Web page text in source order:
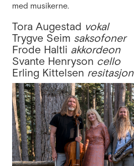
med musikerne.
Tora Augestad vokal
Trygve Seim saksofoner
Frode Haltli akkordeon
Svante Henryson cello
Erling Kittelsen resitasjon